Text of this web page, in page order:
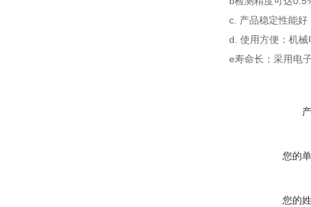
c. 产品稳定性能好
d. 使用方便：机
e寿命长：采用电
您的
您的